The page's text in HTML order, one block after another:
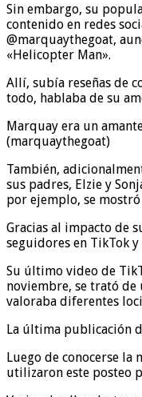
Sin embargo, su
contenido en redes
@marquaythegoat,
«Helicopter Man».
Allí, subía reseñas de
todo, hablaba de su
Marquay era un
(marquaythegoat)
También,
sus padres, Elzie y
por ejemplo, se mostró
Gracias al impacto de
seguidores en TikTok
Su último video de
noviembre, se trató
valoraba diferentes
La última publicación
Luego de conocerse la
utilizaron este posteo